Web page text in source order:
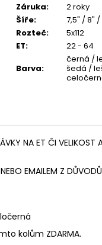
Záruka:
2 roky
Šíře:
7,5" / 8" /
Rozteč:
5x112
ET:
22 - 64
Barva:
černá /
šedá /
NA ET ČI VELIKOST
EMAILEM Z
kolům ZDARMA.